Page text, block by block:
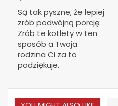
Są tak pyszne, że lepiej
zrób podwójną porcję:
Zrób te kotlety w ten
sposób a Twoja
rodzina Ci za to
podziękuje.